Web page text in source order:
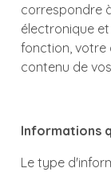
correspondre
électronique
fonction, votre
contenu de
Informations
Le type